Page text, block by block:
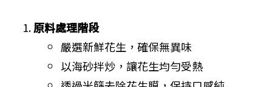
原料處理階段
嚴選新鮮花生，確保無異味
以海砂拌炒，讓花生均勻受熱